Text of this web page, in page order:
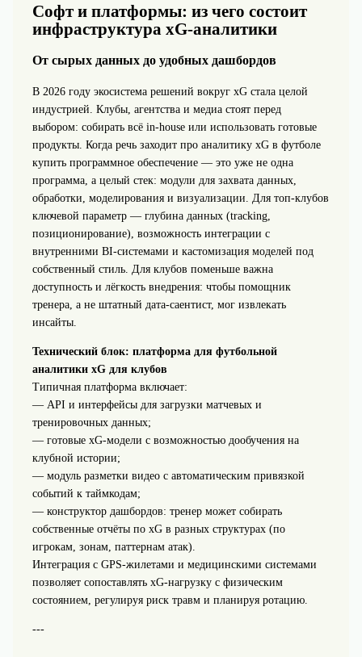
Софт и платформы: из чего состоит
инфраструктура xG‑аналитики
От сырых данных до удобных дашбордов
В 2026 году экосистема решений вокруг xG стала целой
индустрией. Клубы, агентства и медиа стоят перед
выбором: собирать всё in‑house или использовать готовые
продукты. Когда речь заходит про аналитику xG в футболе
купить программное обеспечение — это уже не одна
программа, а целый стек: модули для захвата данных,
обработки, моделирования и визуализации. Для топ‑клубов
ключевой параметр — глубина данных (tracking,
позиционирование), возможность интеграции с
внутренними BI‑системами и кастомизация моделей под
собственный стиль. Для клубов поменьше важна
доступность и лёгкость внедрения: чтобы помощник
тренера, а не штатный дата‑саентист, мог извлекать
инсайты.
Технический блок: платформа для футбольной
аналитики xG для клубов
Типичная платформа включает:
— API и интерфейсы для загрузки матчевых и
тренировочных данных;
— готовые xG‑модели с возможностью дообучения на
клубной истории;
— модуль разметки видео с автоматическим привязкой
событий к таймкодам;
— конструктор дашбордов: тренер может собирать
собственные отчёты по xG в разных структурах (по
игрокам, зонам, паттернам атак).
Интеграция с GPS‑жилетами и медицинскими системами
позволяет сопоставлять xG‑нагрузку с физическим
состоянием, регулируя риск травм и планируя ротацию.
---